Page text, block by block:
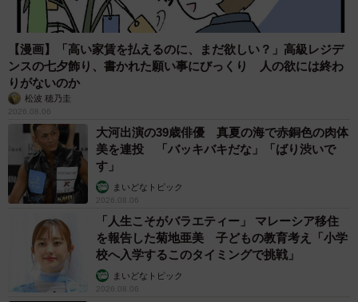
【漫画】「高い家賃を払えるのに、まだ欲しい？」高級レジデ
ンスの七夕飾り、書かれた願い事にびっくり 人の欲には終わ
りがないのか
松波 穂乃圭
2026.08.06
大河出演の39歳俳優 真夏の海で赤銅色の肉体
美を連投 「バッキバキだな」「ばり渋いで
す」
まいどなトピック
2026.08.06
「人生こそがバラエティー」 マレーシア移住
を報告した菊地亜美 子どもの教育考え「小学
校へ入学するこのタイミングで挑戦」
まいどなトピック
2026.08.06